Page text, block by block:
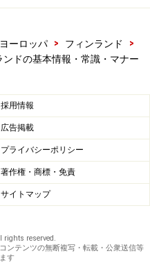
ヨーロッパ > フィンランド
>
ンドの基本情報・常識・マナー
採用情報
広告掲載
プライバシーポリシー
著作権・商標・免責
サイトマップ
reserved.
ンテンツの無断複写・転載・公衆送信等
す